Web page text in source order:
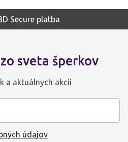
Secure platba
sveta šperkov
a aktuálnych akcií
údajov